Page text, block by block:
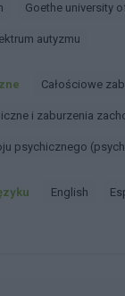
Goethe university
autyzmu
Całościowe
i zaburzenia
psychicznego
english